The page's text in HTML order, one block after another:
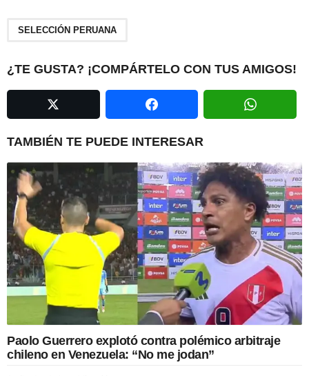
i
n
t
i
n
SELECCIÓN PERUANA
¿TE GUSTA? ¡COMPÁRTELO CON TUS AMIGOS!
TAMBIÉN TE PUEDE INTERESAR
Paolo Guerrero explotó contra polémico arbitraje
chileno en Venezuela: “No me jodan”